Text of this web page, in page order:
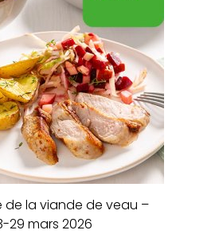
de la viande de veau –
29 mars 2026